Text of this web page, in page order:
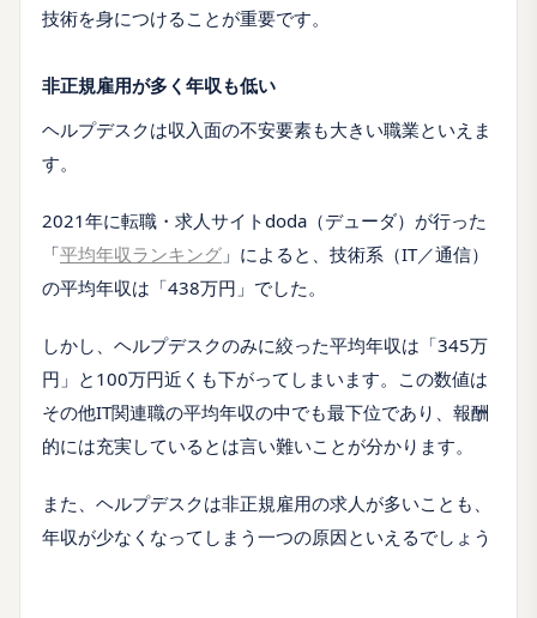
技術を身につけることが重要です。
非正規雇用が多く年収も低い
ヘルプデスクは収入面の不安要素も大きい職業といえま
す。
2021年に転職・求人サイトdoda（デューダ）が行った
「平均年収ランキング 」によると、技術系（IT／通信）
の平均年収は「438万円」でした。
しかし、ヘルプデスクのみに絞った平均年収は「345万
円」と100万円近くも下がってしまいます。この数値は
その他IT関連職の平均年収の中でも最下位であり、報酬
的には充実しているとは言い難いことが分かります。
また、ヘルプデスクは非正規雇用の求人が多いことも、
年収が少なくなってしまう一つの原因といえるでしょう